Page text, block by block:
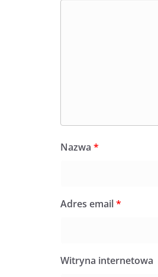
Nazwa *
Adres email*
Witryna internetowa